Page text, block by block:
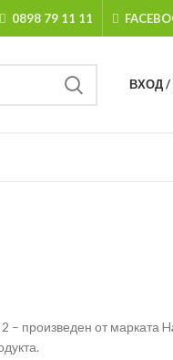
0898 79 11 11
ВХОД /
– произведен от марката